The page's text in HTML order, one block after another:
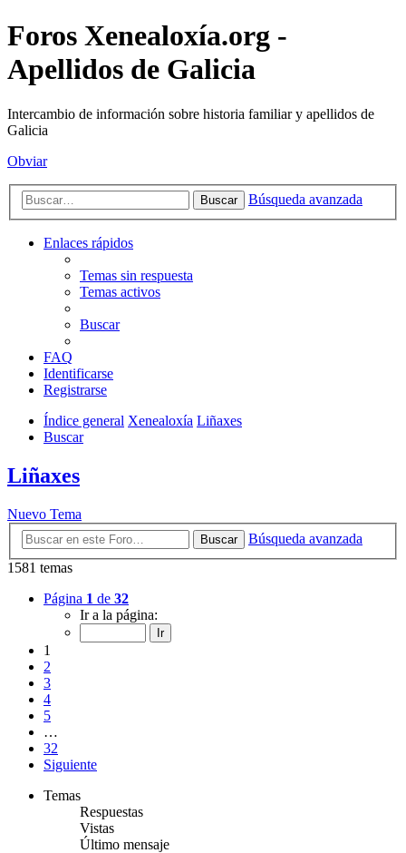
Foros Xenealoxía.org -
Apellidos de Galicia
Intercambio de información sobre historia familiar y apellidos de
Galicia
Obviar
Buscar Búsqueda avanzada
Enlaces rápidos
Temas sin respuesta
Temas activos
Buscar
FAQ
Identificarse
Registrarse
Índice general Xenealoxía Liñaxes
Buscar
Liñaxes
Nuevo Tema
Buscar
Búsqueda avanzada
1581 temas
Página 1 de 32
Ir a la página:
1
2
3
4
5
…
32
Siguiente
Temas
Respuestas
Vistas
Último mensaje